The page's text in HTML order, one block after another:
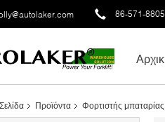
86-571-
Προϊόντα Φορτιστής